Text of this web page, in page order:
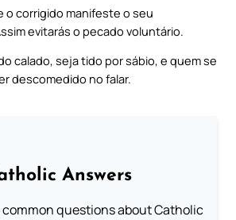
o corrigido manifeste o seu
evitarás o pecado voluntário.
calado, seja tido por sábio, e quem se
descomedido no falar.
Answers
common questions about Catholic